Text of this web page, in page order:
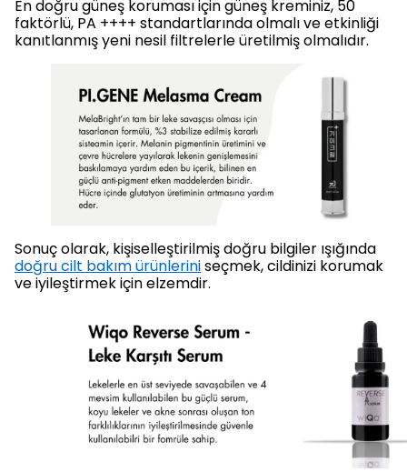
En doğru güneş koruması için güneş kreminiz, 50
faktörlü, PA ++++ standartlarında olmalı ve etkinliği
kanıtlanmış yeni nesil filtrelerle üretilmiş olmalıdır.
Sonuç olarak, kişiselleştirilmiş doğru bilgiler ışığında
doğru cilt bakım ürünleriniseçmek, cildinizi korumak
ve iyileştirmek için elzemdir.